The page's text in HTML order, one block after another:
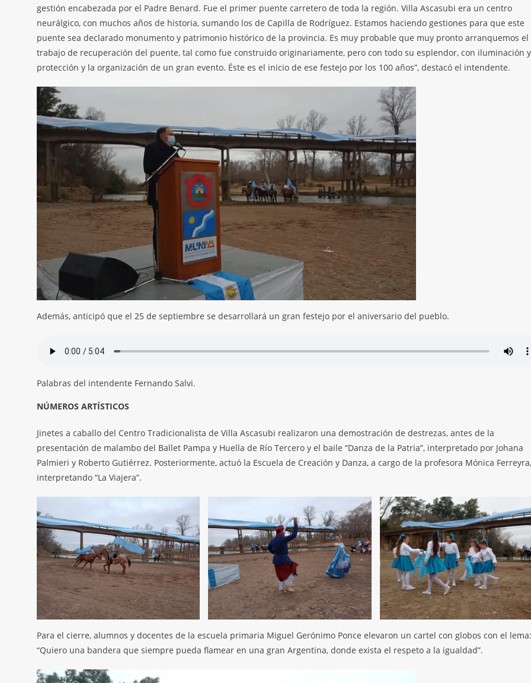
gestión encabezada por el Padre Benard. Fue el primer puente carretero de toda la región. Villa Ascasubi era un centro
neurálgico, con muchos años de historia, sumando los de Capilla de Rodríguez. Estamos haciendo gestiones para que este
puente sea declarado monumento y patrimonio histórico de la provincia. Es muy probable que muy pronto arranquemos el
trabajo de recuperación del puente, tal como fue construido originariamente, pero con todo su esplendor, con iluminación y
protección y la organización de un gran evento. Éste es el inicio de ese festejo por los 100 años”, destacó el intendente.
Además, anticipó que el 25 de septiembre se desarrollará un gran festejo por el aniversario del pueblo.
Palabras del intendente Fernando Salvi.
NÚMEROS ARTÍSTICOS
Jinetes a caballo del Centro Tradicionalista de Villa Ascasubi realizaron una demostración de destrezas, antes de la
presentación de malambo del Ballet Pampa y Huella de Río Tercero y el baile “Danza de la Patria”, interpretado por Johana
Palmieri y Roberto Gutiérrez. Posteriormente, actuó la Escuela de Creación y Danza, a cargo de la profesora Mónica Ferreyra,
interpretando “La Viajera”.
Para el cierre, alumnos y docentes de la escuela primaria Miguel Gerónimo Ponce elevaron un cartel con globos con el lema:
“Quiero una bandera que siempre pueda flamear en una gran Argentina, donde exista el respeto a la igualdad”.